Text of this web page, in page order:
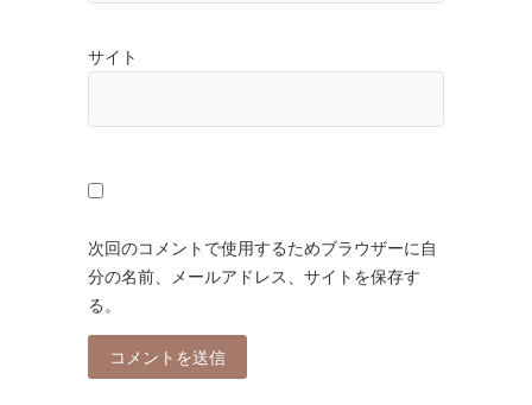
サイト
次回のコメントで使用するためブラウザーに自
分の名前、メールアドレス、サイトを保存す
る。